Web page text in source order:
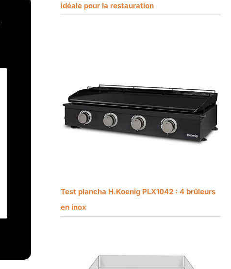
idéale pour la restauration
Test plancha H.Koenig PLX1042 : 4 brûleurs
en inox